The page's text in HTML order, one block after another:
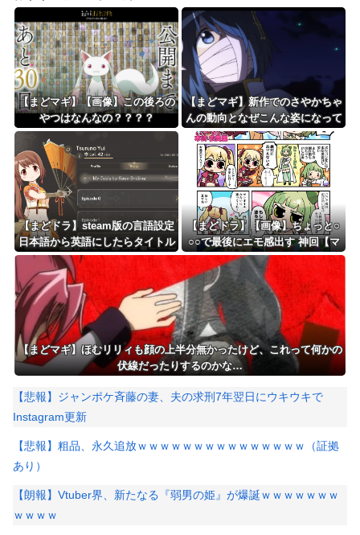
【まどマギ】【画像】この後ろの
やつはなんなの？？？？
【まどマギ】新作でのさやかちゃ
んの動向となぜこんな姿になって
いるのかが気になる
【まどドラ】steam版の言語設定
日本語から英語にしたらタイトル
画面からゲーム内に入ることがで
きなくなっちゃった
【まどドラ】【画像】ちょっと○
○○で最後にエモ感出す 神回【マ
ギア☆エトセトラ 第94話】
【まどマギ】ほむリリィも顔の上半分無かったけど、これって何かの
伏線だったりするのかな…
【悲報】ジャンポケ斉藤の妻、夫の求刑7年翌日にウキウキで
Instagram更新
【悲報】粗品、永久追放ｗｗｗｗｗｗｗｗｗｗｗｗｗｗｗ（証拠
あり）
【朗報】Vtuber界、新たなる『弱男の姫』が爆誕ｗｗｗｗｗｗｗ
ｗｗｗｗ